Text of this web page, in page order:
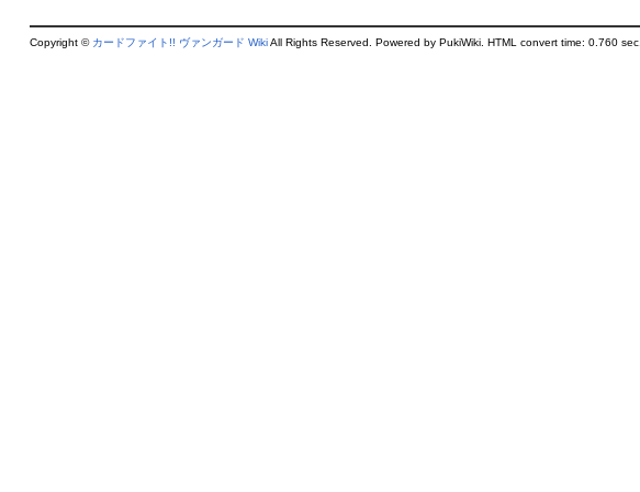
Copyright © カードファイト!! ヴァンガード WikiAll Rights Reserved. Powered by PukiWiki. HTML convert time: 0.760 sec.